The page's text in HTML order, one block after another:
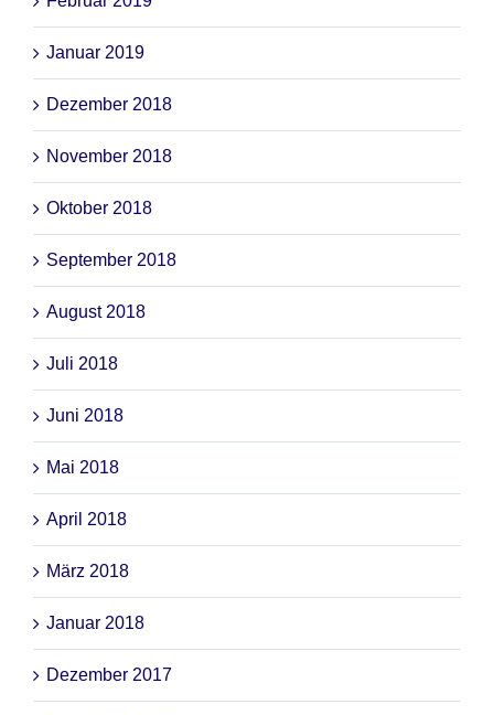
Januar 2019
Dezember 2018
November 2018
Oktober 2018
September 2018
August 2018
Juli 2018
Juni 2018
Mai 2018
April 2018
März 2018
Januar 2018
Dezember 2017